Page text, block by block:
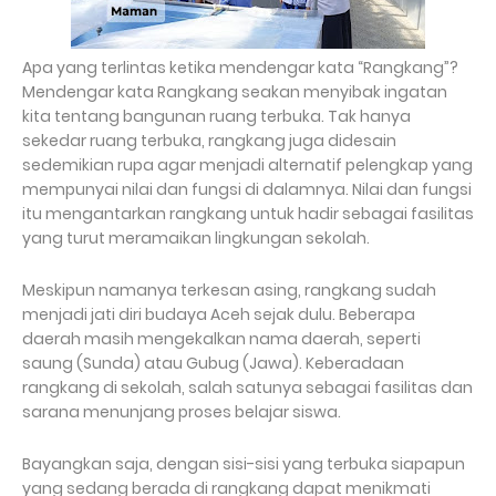
Apa yang terlintas ketika mendengar kata “Rangkang”?
Mendengar kata Rangkang seakan menyibak ingatan
kita tentang bangunan ruang terbuka. Tak hanya
sekedar ruang terbuka, rangkang juga didesain
sedemikian rupa agar menjadi alternatif pelengkap yang
mempunyai nilai dan fungsi di dalamnya. Nilai dan fungsi
itu mengantarkan rangkang untuk hadir sebagai fasilitas
yang turut meramaikan lingkungan sekolah.
Meskipun namanya terkesan asing, rangkang sudah
menjadi jati diri budaya Aceh sejak dulu. Beberapa
daerah masih mengekalkan nama daerah, seperti
saung (Sunda) atau Gubug (Jawa). Keberadaan
rangkang di sekolah, salah satunya sebagai fasilitas dan
sarana menunjang proses belajar siswa.
Bayangkan saja, dengan sisi-sisi yang terbuka siapapun
yang sedang berada di rangkang dapat menikmati